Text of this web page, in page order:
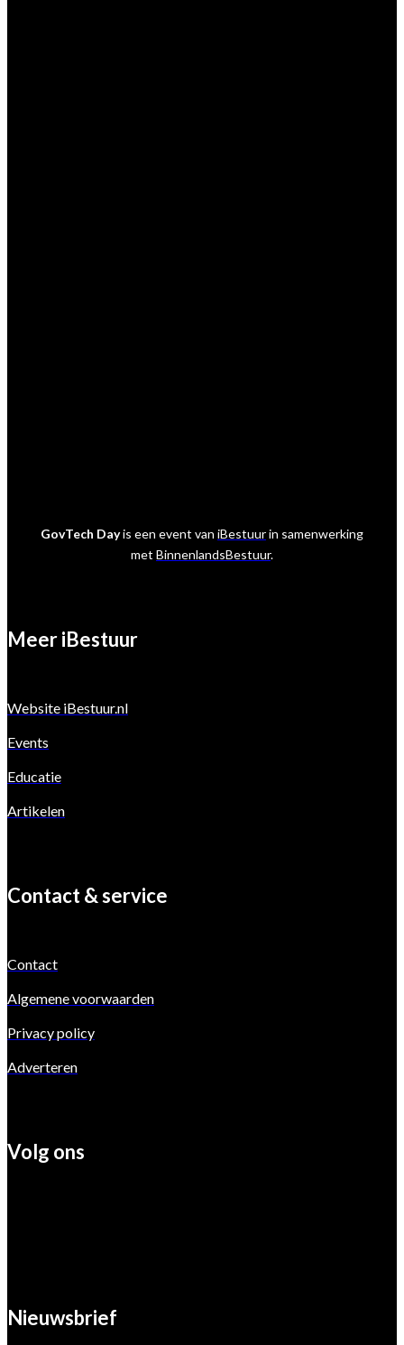
GovTech Dayis een event van iBestuurin samenwerking
met BinnenlandsBestuur.
Meer iBestuur
Website iBestuur.nl
Events
Educatie
Artikelen
Contact & service
Contact
Algemene voorwaarden
Privacy policy
Adverteren
Volg ons
Nieuwsbrief